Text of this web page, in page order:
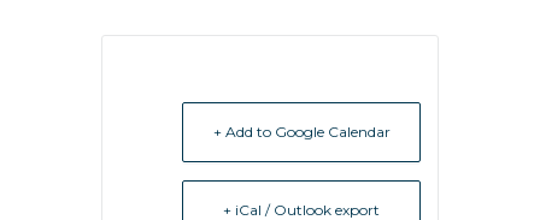
+ Add to Google Calendar
+ iCal / Outlook export